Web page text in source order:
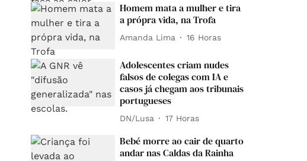
Homem mata a mulher e tira
a própra vida, na Trofa
Amanda Lima 16 Horas
Adolescentes criam nudes
falsos de colegas com IA e
casos já chegam aos tribunais
portugueses
DN/Lusa 17 Horas
Bebé morre ao cair de quarto
andar nas Caldas da Rainha